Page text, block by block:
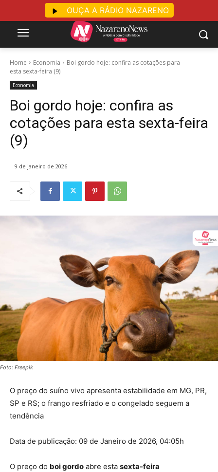
Home Economia
Boi gordo hoje: confira as cotações para
esta sexta-feira (9)
Economia
Boi gordo hoje: confira as
cotações para esta sexta-feira
(9)
9 de janeiro de 2026
Foto: Freepik
O preço do suíno vivo apresenta estabilidade em MG, PR,
SP e RS; o frango resfriado e o congelado seguem a
tendência
Data de publicação: 09 de Janeiro de 2026, 04:05h
O preço do boi gordo abre esta sexta-feira
OUÇA A RÁDIO NAZARENO